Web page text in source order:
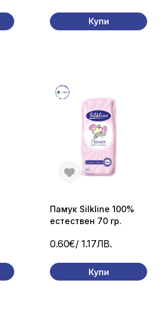
Купи
0.60€/ 1.17ЛВ.
Памук Silkline 100%
естествен 70 гр.
Купи